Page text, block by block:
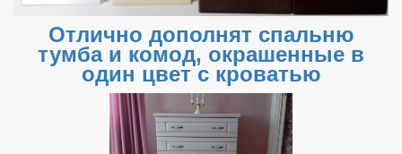
Отлично дополнят спальню
тумба и комод, окрашенные в
один цвет с кроватью